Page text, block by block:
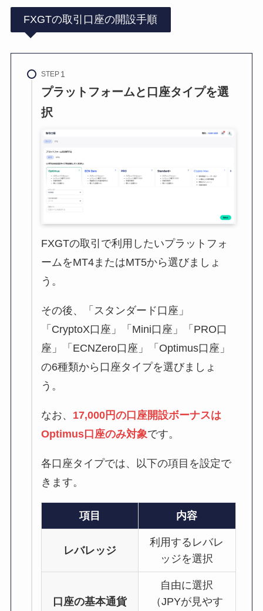
FXGTの取引口座の開設手順
STEP
プラットフォームと口座タイプを選
択
FXGTの取引で利用したいプラットフォ
ームをMT4またはMT5から選びましょ
う。
その後、「スタンダード口座」
「CryptoX口座」「Mini口座」「PRO口
座」「ECNZero口座」「Optimus口座」
の6種類から口座タイプを選びましょ
う。
なお、 17,000円の口座開設ボーナスは
Optimus口座のみ対象です。
各口座タイプでは、以下の項目を設定で
きます。
項目 内容
レバレッジ
利用するレバレ
ッジを選択
口座の基本通貨
自由に選択
（JPYが見やす